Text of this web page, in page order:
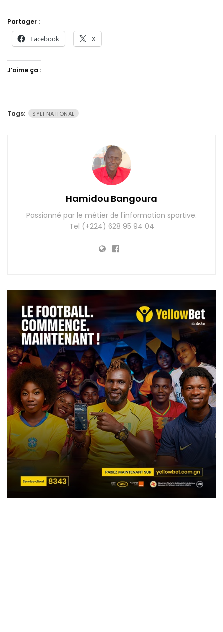
Partager :
Facebook X
J’aime ça :
Tags: SYLI NATIONAL
Hamidou Bangoura
Passionné par le métier de l'information sportive.
Tel (+224) 628 95 94 04